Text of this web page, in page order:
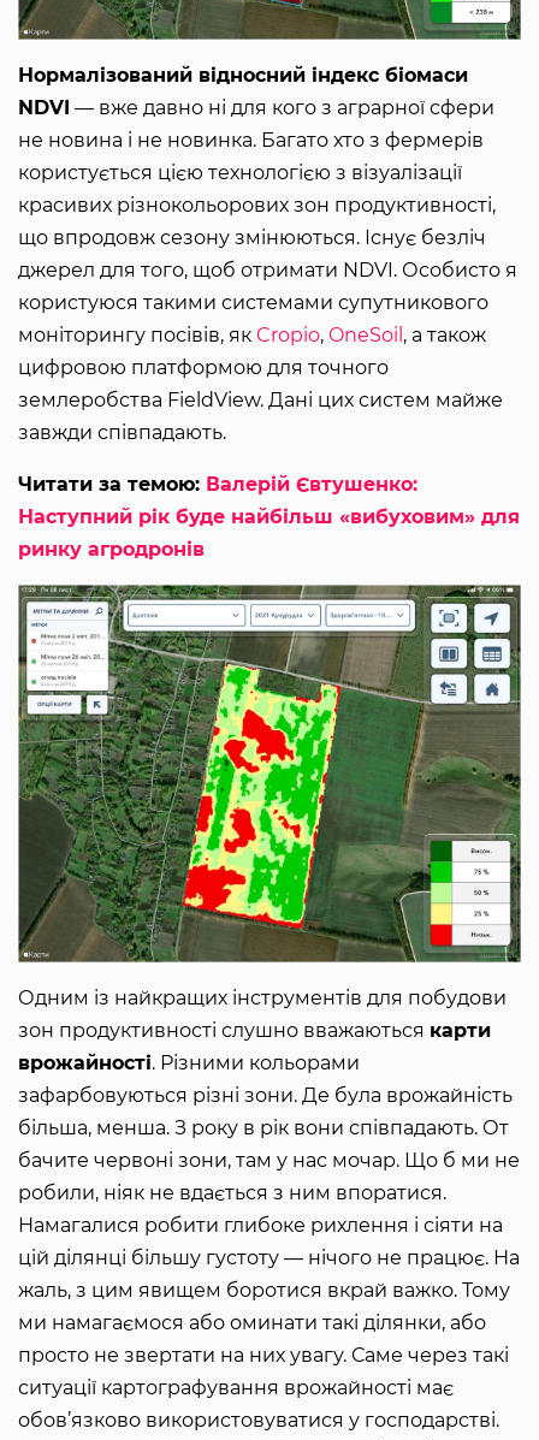
Нормалізований відносний індекс біомаси
NDVI — вже давно ні для кого з аграрної сфери
не новина і не новинка. Багато хто з фермерів
користується цією технологією з візуалізації
красивих різнокольорових зон продуктивності,
що впродовж сезону змінюються. Існує безліч
джерел для того, щоб отримати NDVI. Особисто я
користуюся такими системами супутникового
моніторингу посівів, як Cropio, OneSoil , а також
цифровою платформою для точного
землеробства FieldView. Дані цих систем майже
завжди співпадають.
Читати за темою: Валерій Євтушенко:
Наступний рік буде найбільш «вибуховим» для
ринку агродронів
Одним із найкращих інструментів для побудови
зон продуктивності слушно вважаються карти
врожайності. Різними кольорами
зафарбовуються різні зони. Де була врожайність
більша, менша. З року в рік вони співпадають. От
бачите червоні зони, там у нас мочар. Що б ми не
робили, ніяк не вдається з ним впоратися.
Намагалися робити глибоке рихлення і сіяти на
цій ділянці більшу густоту — нічого не працює. На
жаль, з цим явищем боротися вкрай важко. Тому
ми намагаємося або оминати такі ділянки, або
просто не звертати на них увагу. Саме через такі
ситуації картографування врожайності має
обов’язково використовуватися у господарстві.